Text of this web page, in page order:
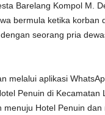
Barelang Kompol M.
bermula ketika korban
seorang pria
melalui aplikasi
Penuin di Kecamatan
menuju Hotel Penuin